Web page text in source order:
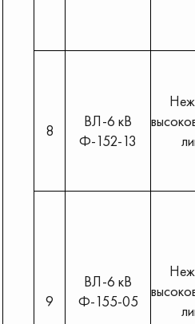
8
ВЛ-6 кВ
Ф-152-13
9
ВЛ-6 кВ
Ф-155-05